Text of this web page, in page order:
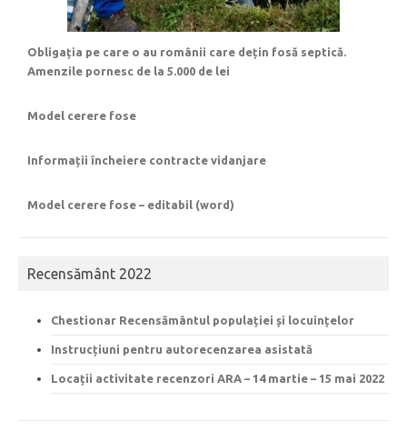
Obligația pe care o au românii care dețin fosă septică.
Amenzile pornesc de la 5.000 de lei
Model cerere fose
Informații încheiere contracte vidanjare
Model cerere fose – editabil (word)
Recensământ 2022
Chestionar Recensământul populației și locuințelor
Instrucțiuni pentru autorecenzarea asistată
Locații activitate recenzori ARA – 14 martie – 15 mai 2022